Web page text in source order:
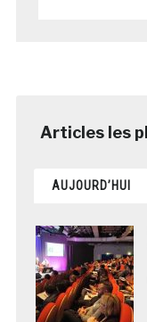
AUJOURD’HUI